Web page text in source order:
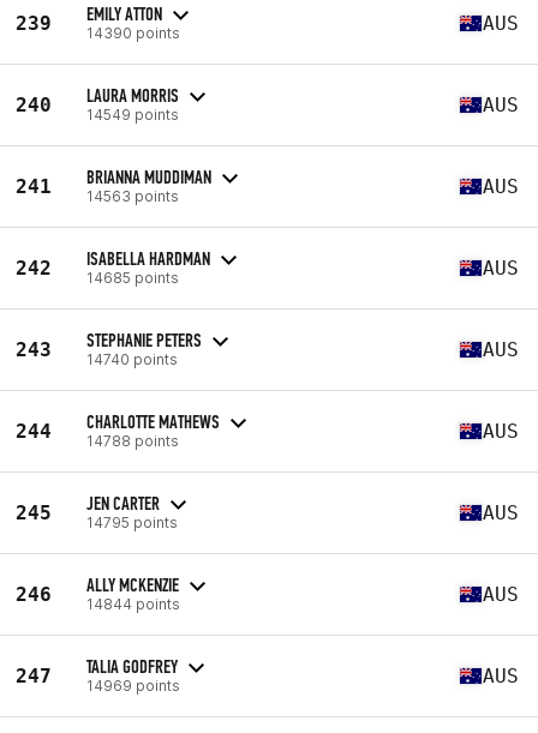
239 EMILY ATTON
14390 points AUS
240 LAURA MORRIS
14549 points AUS
241 BRIANNA MUDDIMAN
14563 points AUS
242 ISABELLA HARDMAN
14685 points AUS
243 STEPHANIE PETERS
14740 points AUS
244 CHARLOTTE MATHEWS
14788 points AUS
245 JEN CARTER
14795 points AUS
246 ALLY MCKENZIE
14844 points AUS
247 TALIA GODFREY
14969 points AUS